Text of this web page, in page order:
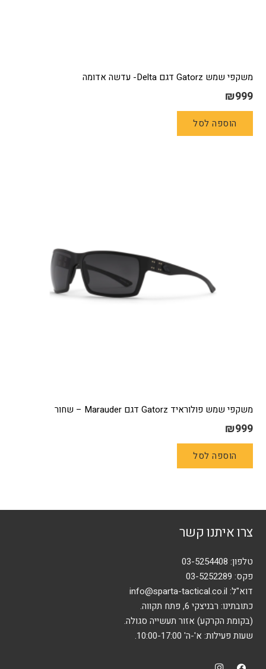
משקפי שמש Gatorz דגם Delta- עדשה אדומה
₪999
הוספה לסל
משקפי שמש פולוראיד Gatorz דגם Marauder – שחור
₪999
הוספה לסל
צרו איתנו קשר
טלפון: 03-5254408
פקס: 03-5252289
דוא"ל: info@sparta-tactical.co.il
כתובתינו: רבניצקי 6, פתח תקווה.
(בקומת הקרקע) אזור תעשייה סגולה.
שעות פעילות: א'-ה' 10:00-17:00.